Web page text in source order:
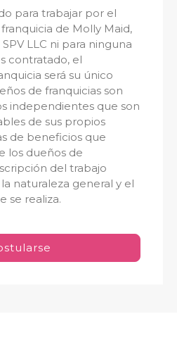
para trabajar por el
de Molly Maid,
LLC ni para ninguna
contratado, el
será su único
de franquicias son
independientes que son
de sus propios
de beneficios que
los dueños de
del trabajo
naturaleza general y el
se realiza.